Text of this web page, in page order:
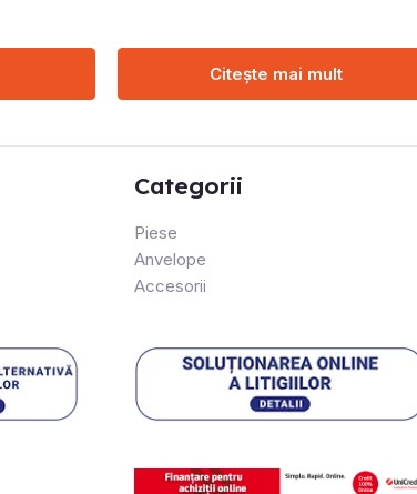
Citește mai mult
Categorii
Piese
Anvelope
Accesorii